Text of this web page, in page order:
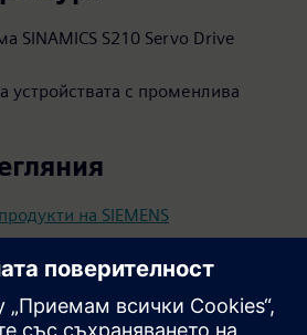
SINAMICS S210 Servo Drive
устройствата с променлива
на SIEMENS
продукт (EPD)/Профил на
S210